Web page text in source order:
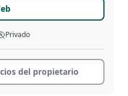
Privado
del propietario